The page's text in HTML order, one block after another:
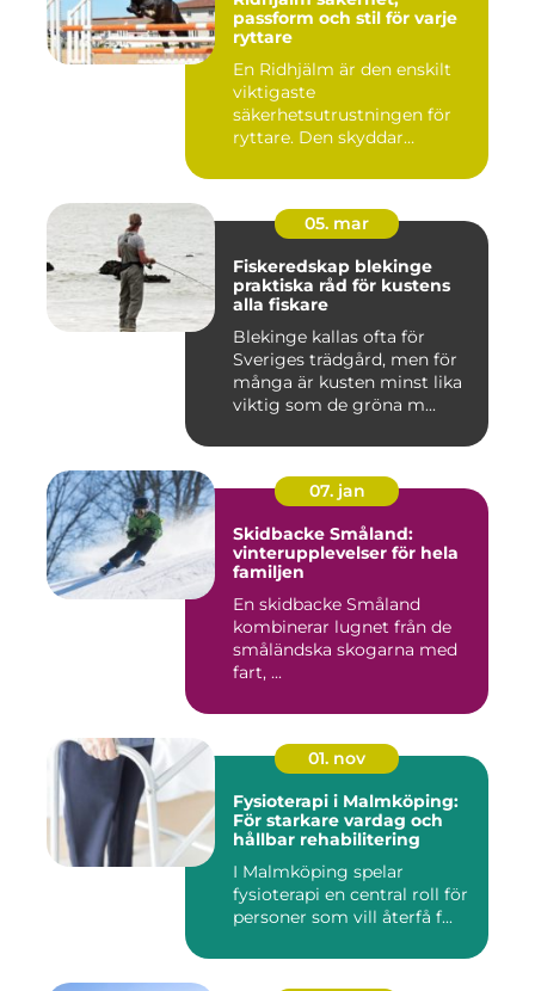
passform och stil för varje
ryttare
En Ridhjälm är den enskilt
viktigaste
säkerhetsutrustningen för
ryttare. Den skyddar
05. mar
Fiskeredskap blekinge
praktiska råd för kustens
alla fiskare
Blekinge kallas ofta för
Sveriges trädgård, men för
många är kusten minst lika
viktig som de gröna m...
07. jan
Skidbacke Småland:
vinterupplevelser för hela
familjen
En skidbacke Småland
kombinerar lugnet från de
småländska skogarna med
fart, ...
01. nov
Fysioterapi i Malmköping:
För starkare vardag och
hållbar rehabilitering
I Malmköping spelar
fysioterapi en central roll för
personer som vill återfå f...